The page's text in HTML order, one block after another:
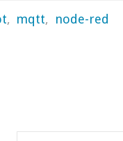
, mqtt, node-red